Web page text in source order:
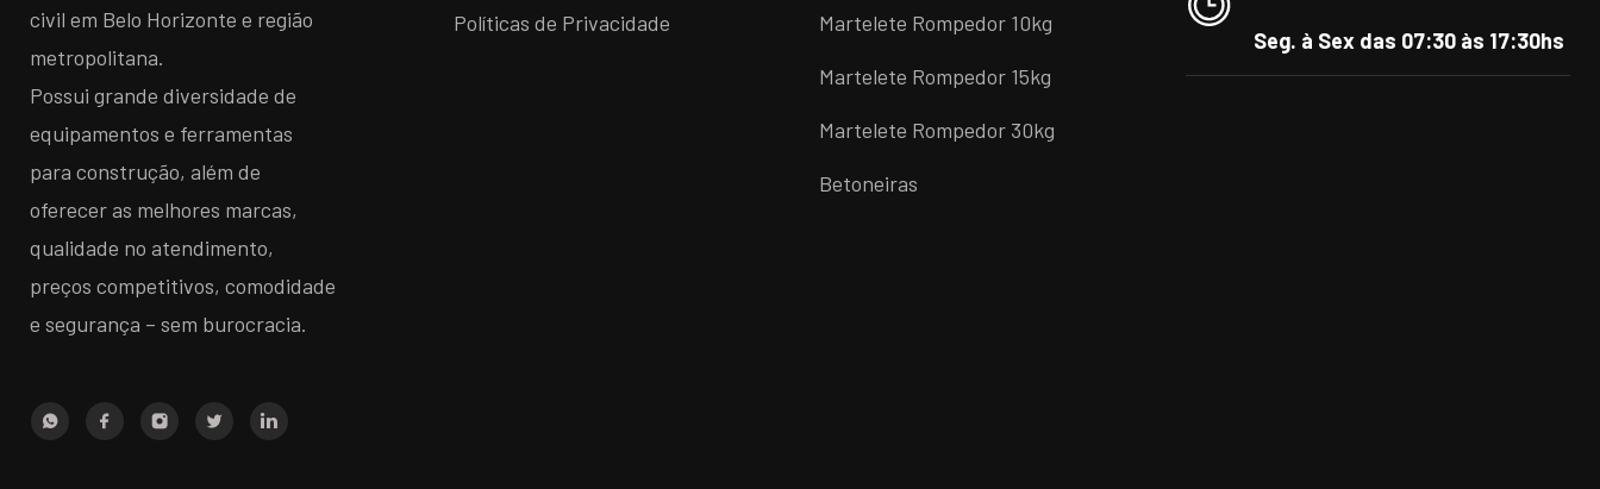
civil em Belo Horizonte e região
metropolitana.
Possui grande diversidade de
equipamentos e ferramentas
para construção, além de
oferecer as melhores marcas,
qualidade no atendimento,
preços competitivos, comodidade
e segurança – sem burocracia.
Políticas de Privacidade Martelete Rompedor 10kg
Martelete Rompedor 15kg
Martelete Rompedor 30kg
Betoneiras
Seg. à Sex das 07:30 às 17:30hs